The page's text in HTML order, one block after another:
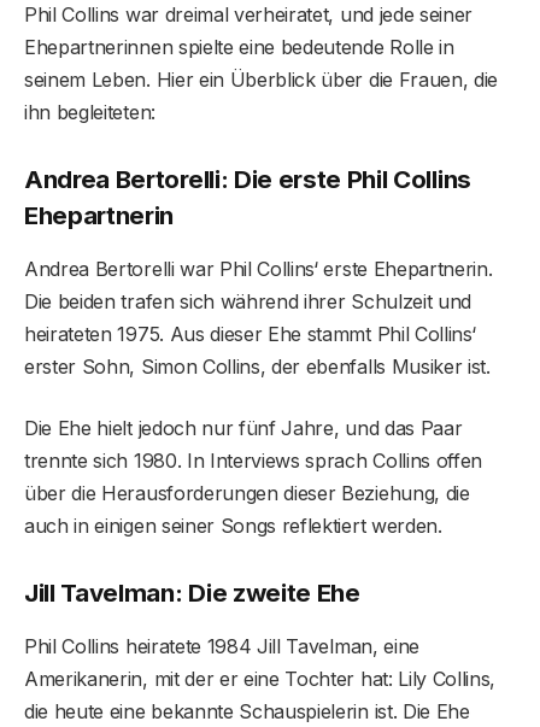
Phil Collins war dreimal verheiratet, und jede seiner
Ehepartnerinnen spielte eine bedeutende Rolle in
seinem Leben. Hier ein Überblick über die Frauen, die
ihn begleiteten:
Andrea Bertorelli: Die erste Phil Collins
Ehepartnerin
Andrea Bertorelli war Phil Collins‘ erste Ehepartnerin.
Die beiden trafen sich während ihrer Schulzeit und
heirateten 1975. Aus dieser Ehe stammt Phil Collins‘
erster Sohn, Simon Collins, der ebenfalls Musiker ist.
Die Ehe hielt jedoch nur fünf Jahre, und das Paar
trennte sich 1980. In Interviews sprach Collins offen
über die Herausforderungen dieser Beziehung, die
auch in einigen seiner Songs reflektiert werden.
Jill Tavelman: Die zweite Ehe
Phil Collins heiratete 1984 Jill Tavelman, eine
Amerikanerin, mit der er eine Tochter hat: Lily Collins,
die heute eine bekannte Schauspielerin ist. Die Ehe